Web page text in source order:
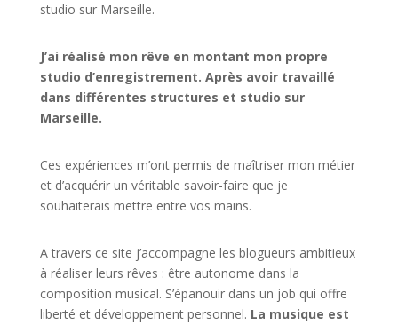
studio sur Marseille.
J’ai réalisé mon rêve en montant mon propre
studio d’enregistrement. Après avoir travaillé
dans différentes structures et studio sur
Marseille.
Ces expériences m’ont permis de maîtriser mon métier
et d’acquérir un véritable savoir-faire que je
souhaiterais mettre entre vos mains.
A travers ce site j’accompagne les blogueurs ambitieux
à réaliser leurs rêves : être autonome dans la
composition musical. S’épanouir dans un job qui offre
liberté et développement personnel. La musique est